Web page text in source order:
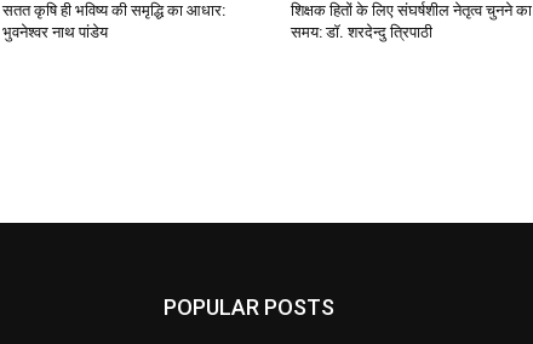
सतत कृषि ही भविष्य की समृद्धि का आधार:
भुवनेश्वर नाथ पांडेय
शिक्षक हितों के लिए संघर्षशील नेतृत्व चुनने का
समय: डॉ. शरदेन्दु त्रिपाठी
POPULAR POSTS